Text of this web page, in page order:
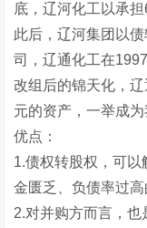
底，辽河化工以承
此后，辽河集团以
司，辽通化工在
改组后的锦天化，
元的资产，一举成
优点：
1.债权转股权，可
金匮乏、负债率过
2.对并购方而言，也